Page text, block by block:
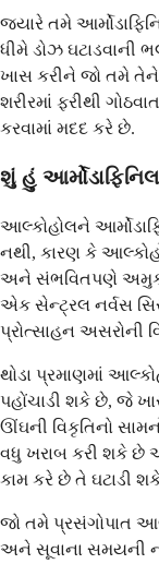
જ્યારે તમે
ધીમે ડોઝ
ખાસ કરીને જો તમે
શરીરમાં ફરીથી
કરવામાં મદદ કરે છે.
શું હું
આલ્કોહોલને
નથી, કારણ કે
અને સંભવિતપણે અમુક
એક સેન્ટ્રલ નર્વસ
પ્રોત્સાહન અસરોની
થોડા પ્રમાણમાં
પહોંચાડી શકે છે, જે
ઊંઘની વિકૃતિનો
વધુ ખરાબ કરી શકે છે
કામ કરે છે તે ઘટાડી
જો તમે પ્રસંગોપાત
અને સૂવાના સમયની